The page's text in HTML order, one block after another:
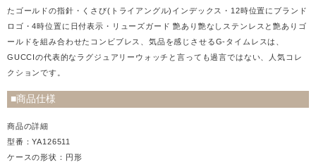
たゴールドの指針・くさび(トライアングル)インデックス・12時位置にブランド
ロゴ・4時位置に日付表示・リューズガード 艶あり艶なしステンレスと艶ありゴ
ールドを組み合わせたコンビブレス、気品を感じさせるG-タイムレスは、
GUCCIの代表的なラグジュアリーウォッチと言っても過言ではない、人気コレ
クションです。
■商品仕様
商品の詳細
型番：YA126511
ケースの形状：円形